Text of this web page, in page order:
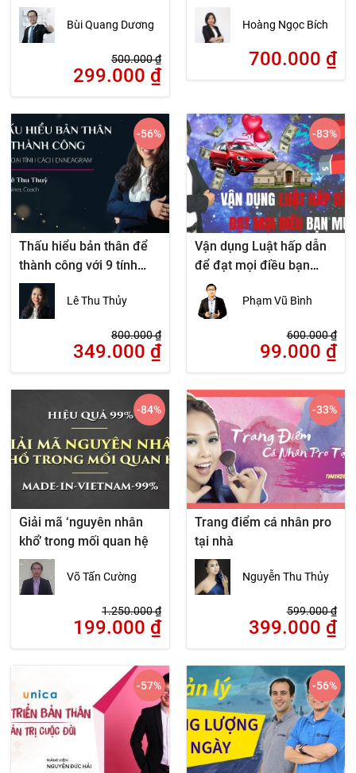
Bùi Quang Dương
500.000₫
299.000 ₫
doanh nghiệp
Hoàng Ngọc Bích
700.000 ₫
Thấu hiểu bản thân để
thành công với 9 tính
cách Enneagram
Lê Thu Thủy
800.000₫
349.000 ₫
-56%
Vận dụng Luật hấp dẫn
để đạt mọi điều bạn
muốn
Phạm Vũ Bình
600.000₫
99.000 ₫
-83%
Giải mã ‘nguyên nhân
khổ’ trong mối quan hệ
Võ Tấn Cường
1.250.000₫
199.000 ₫
-84%
Trang điểm cá nhân pro
tại nhà
Nguyễn Thu Thủy
599.000₫
399.000 ₫
-33%
-57% -56%